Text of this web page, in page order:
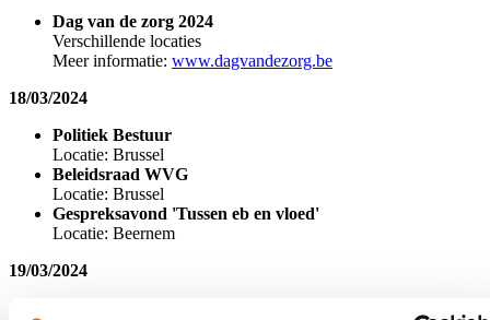
Dag van de zorg 2024
Verschillende locaties
Meer informatie: www.dagvandezorg.be
18/03/2024
Politiek Bestuur
Locatie: Brussel
Beleidsraad WVG
Locatie: Brussel
Gespreksavond 'Tussen eb en vloed'
Locatie: Beernem
19/03/2024